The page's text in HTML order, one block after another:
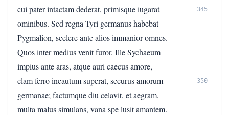
cui pater intactam dederat, primisque iugarat 345
ominibus. Sed regna Tyri germanus habebat
Pygmalion, scelere ante alios immanior omnes.
Quos inter medius venit furor. Ille Sychaeum
impius ante aras, atque auri caecus amore,
clam ferro incautum superat, securus amorum
350
germanae; factumque diu celavit, et aegram,
multa malus simulans, vana spe lusit amantem.